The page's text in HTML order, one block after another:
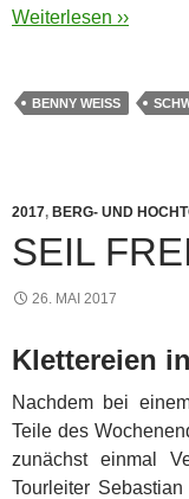
Weiterlesen ››
BENNY WEISS
2017, BERG- UND
SEIL
26. MAI 2017
Klettereien
Nachdem bei
Teile des
zunächst einmal
Tourleiter